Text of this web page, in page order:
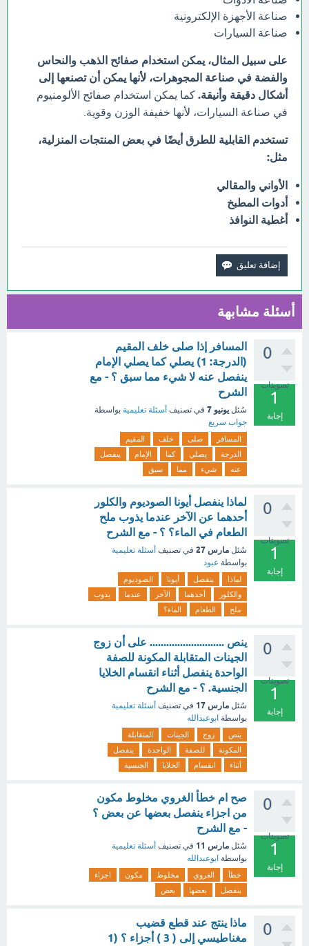
صناعة الأجهزة الإلكترونية
صناعة السيارات
على سبيل المثال، يمكن استخدام صفائح الذهب والنحاس
والفضة في صناعة المجوهرات، لأنها يمكن أن تصنعها إلى
أشكال دقيقة وأنيقة. كما يمكن استخدام صفائح الألومنيوم
في صناعة السيارات، لأنها خفيفة الوزن وقوية.
تستخدم القابلية للطرق أيضًا في بعض المنتجات المنزلية،
مثل:
الأواني والمقالي
أدوات المطبخ
أغطية النوافذ
أسئلة مشابهة
0
تصويتات
1
إجابة
المسافر إذا صلى خلف المقيم
(الدرجة: 1) يصلي كما يصلي الإمام
ينفصل عنه لا شيء مما سبق ؟ - مع
الشرح
سُئل يونيو 7 في تصنيف أسئلة تعليمية بواسطة
جواب سريع
المسافر صلى خلف
المقيم
الدرجة
يصلي كما الإمام
ينفصل
عنه
شيء مما سبق
0
تصويتات
1
إجابة
لماذا ينفصل أيونا الصوديوم والكلور
أحدهما عن الآخر عندما يذوب ملح
الطعام في الماء؟ ؟ - مع الشرح
سُئل مارس 27 في تصنيف أسئلة تعليمية
بواسطة عبود
لماذا ينفصل أيونا
الصوديوم
والكلور
أحدهما الآخر عندما
يذوب
ملح
الطعام الماء؟
0
تصويتات
1
إجابة
ينص ........................... على أن زوج
الجينات المتقابلة المكونة للصفة
الواحدة ينفصل أثناء انقسام الخلايا
الجنسية. ؟ - مع الشرح
سُئل مارس 17 في تصنيف أسئلة تعليمية
بواسطة ابوعبدالله
ينص زوج الجينات
المتقابلة
المكونة
للصفة الواحدة
ينفصل
أثناء
انقسام الخلايا الجنسية
0
تصويتات
1
إجابة
صح ام خطأ الغروي مخلوط مكون
من اجزاء ينفصل بعضها عن بعض ؟
- مع الشرح
سُئل مارس 11 في تصنيف أسئلة تعليمية
بواسطة ابوعبدالله
خطأ الغروي مخلوط مكون
اجزاء
ينفصل
بعضها بعض
0
ماذا ينتج عند قطع قضيب
مغناطيسي إلى ( 3 ) أجزاء ؟ (1